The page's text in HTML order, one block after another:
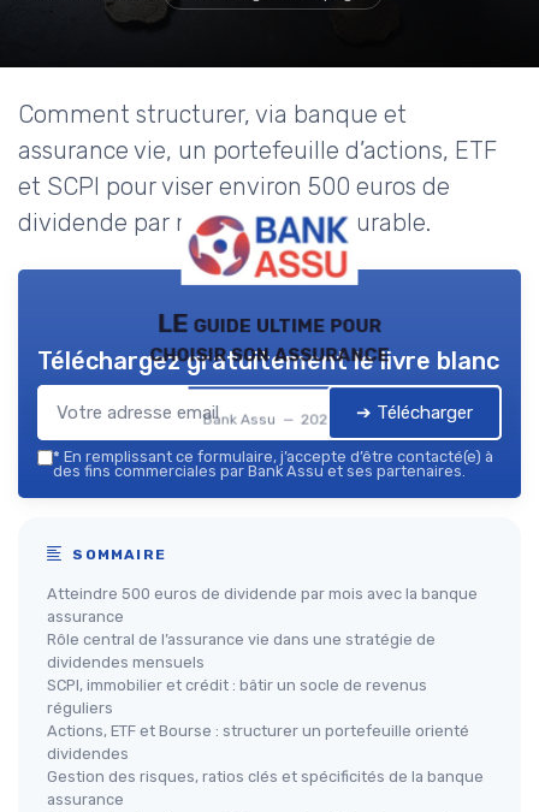
Comment structurer, via banque et
assurance vie, un portefeuille d’actions, ETF
et SCPI pour viser environ 500 euros de
dividende par mois, de façon durable.
LE guide ultime pour
choisir son assurance
Bank Assu — 2026
Téléchargez gratuitement le livre blanc
➔ Télécharger
* En remplissant ce formulaire, j’accepte d’être contacté(e) à
des fins commerciales par Bank Assu et ses partenaires.
SOMMAIRE
Atteindre 500 euros de dividende par mois avec la banque
assurance
Rôle central de l’assurance vie dans une stratégie de
dividendes mensuels
SCPI, immobilier et crédit : bâtir un socle de revenus
réguliers
Actions, ETF et Bourse : structurer un portefeuille orienté
dividendes
Gestion des risques, ratios clés et spécificités de la banque
assurance